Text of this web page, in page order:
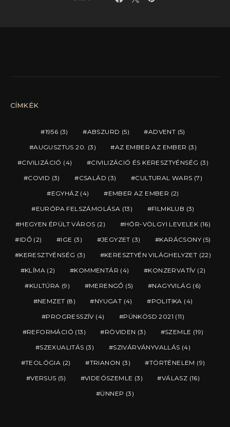
CÍMKÉK
1956 (3) ABSZURD (5) ADVENT (5)
AUGUSZTUS 20. (3) AZ EMBER AZ EMBER (3)
CIVILIZÁCIÓ (4) CIVILIZÁCIÓ ÉS KERESZTYÉNSÉG (3)
COVID (3) CSALÁD (3) CULTURAL WARS (7)
EGYHÁZ (4) EMBER AZ EMBER (2)
EURÓPA FELSZÁMOLÁSA (13) FILMKLUB (3)
HEGYEN ÉPÜLT VÁROS (2) HÓR-VÖLGYI LEVELEK (16)
IDŐ (2) IGE (3) JEGYZET (3) KARÁCSONY(5)
KERESZTYÉNSÉG (3) KERESZTYÉN VILÁGHELYZET (22)
KLÍMA (2) KOMMENTÁR (4) KONZERVATÍV(2)
KULTÚRA (9) MERENGŐ (5) NAGYVILÁG (6)
NEMZET (8) NYUGAT (4) POLITIKA (4)
PROGRESSZÍV(4) PÜNKÖSD 2021 (11)
REFORMÁCIÓ (13) RÖVIDEN (3) SZEMLE (19)
SZEXUALITÁS (3) SZIVÁRVÁNYVALLÁS (4)
TEOLÓGIA (2) TRIANON (3) TÖRTÉNELEM (9)
VERSUS (5) VIDEÓSZEMLE (3) VÁLASZ (16)
ÜNNEP (3)